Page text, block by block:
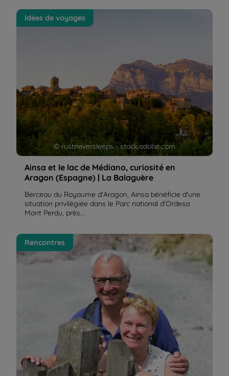
Ainsa et le lac de Médiano, curiosité en Aragon
(Espagne) | La Balaguère
© rustneversleeps - stock.adobe.com
Idées de voyages
Ainsa et le lac de Médiano, curiosité en
Aragon (Espagne) | La Balaguère
Berceau du Royaume d'Aragon, Ainsa bénéficie d'une
situation privilégiée dans le Parc national d'Ordesa
Mont Perdu, près...
Dominique et Luc, voyageurs de retour de "tour de
l'Ossau en liberté dans les Pyrénées" | La Balaguère
Rencontres